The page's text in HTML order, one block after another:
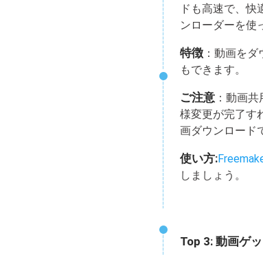
ドも高速で、
ンローダーを使
特徴 ：動画を
もできます。
ご注意 ：動画
様変更が完了す
画ダウンロード
使い方:
しましょう。
Top 3: 動画ゲ